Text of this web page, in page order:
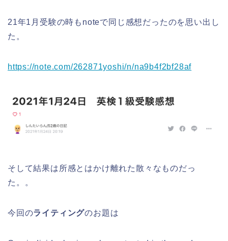
21年1月受験の時もnoteで同じ感想だったのを思い出し
た。
https://note.com/262871yoshi/n/na9b4f2bf28af
そして結果は所感とはかけ離れた散々なものだっ
た。。
今回のライティングのお題は